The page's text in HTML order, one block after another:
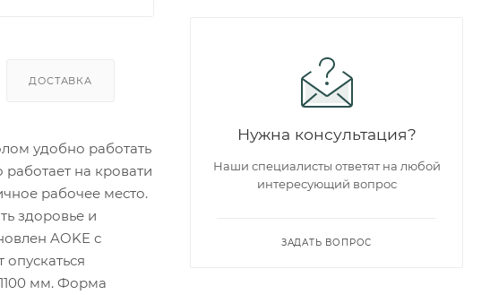
ДОСТАВКА
удобно работать
работает на кровати
рабочее место.
здоровье и
AOKE с
мм. Форма
Нужна консультация?
Наши специалисты ответят на любой
интересующий вопрос
ЗАДАТЬ ВОПРОС